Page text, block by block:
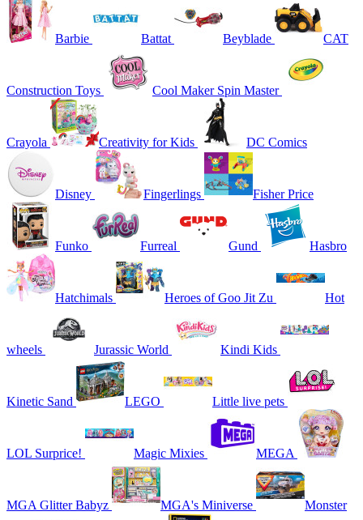
Barbie Battat Beyblade CAT
Construction Toys Cool Maker Spin Master
Crayola Creativity for Kids DC Comics
Disney Fingerlings Fisher Price
Funko Furreal Gund Hasbro
Hatchimals Heroes of Goo Jit Zu Hot
wheels Jurassic World Kindi Kids
Kinetic Sand LEGO Little live pets
LOL Surprice! Magic Mixies MEGA
MGA Glitter Babyz MGA's Miniverse Monster